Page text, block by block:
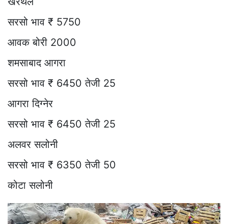
सरसो भाव ₹ 5750
आवक बोरी 2000
शमसाबाद आगरा
सरसो भाव ₹ 6450 तेजी 25
आगरा दिग्नेर
सरसो भाव ₹ 6450 तेजी 25
अलवर सलोनी
सरसो भाव ₹ 6350 तेजी 50
कोटा सलोनी